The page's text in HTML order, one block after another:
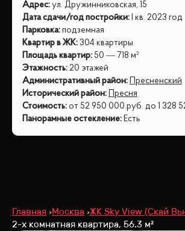
Адрес: ул. Дружинниковская, 15
Дата сдачи/год постройки: I кв. 2023 год
Парковка: подземная
Квартир в ЖК: 304 квартиры
Площадь квартир: 50 — 718 м²
Этажность: 20 этажей
Административный район: Пресненский
Исторический район: Пресня
Стоимость: от 52 950 000 руб. до 1 328
Панорамные остекление: Есть
Главная Москва ЖК Sky View (Скай
2-х комнатная квартира, 56.3 м²